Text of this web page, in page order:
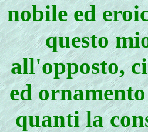
nobile ed
questo
all'opposto,
ed
quanti la